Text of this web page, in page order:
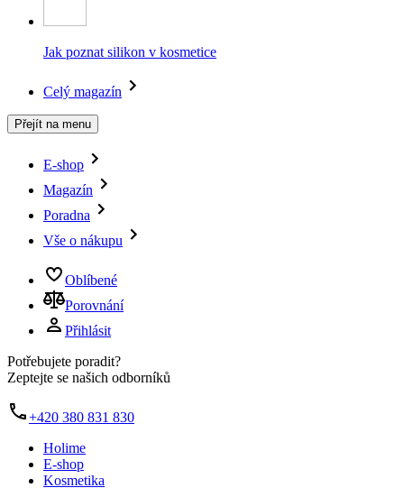
Jak poznat silikon v kosmetice
Celý magazín
Přejít na menu
E-shop
Magazín
Poradna
Vše o nákupu
Oblíbené
Porovnání
Přihlásit
Potřebujete poradit?
Zeptejte se našich odborníků
+420 380 831 830
Holime
E-shop
Kosmetika